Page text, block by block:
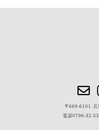
〒669-6101 兵
電話0796-32-